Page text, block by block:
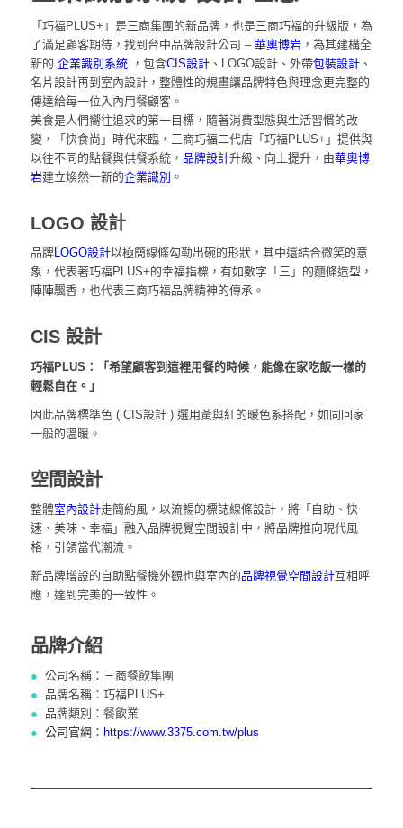
「巧福PLUS+」是三商集團的新品牌，也是三商巧福的升級版，為
了滿足顧客期待，找到 台中品牌設計公司 – 華奧博岩，為其建構全
新的 企業識別系統，包含CIS設計、LOGO設計、外帶包裝設計、
名片設計再到室內設計，整體性的規畫讓品牌特色與理念更完整的
傳達給每一位入內用餐顧客。
美食是人們嚮往追求的第一目標，隨著消費型態與生活習慣的改
變，「快食尚」時代來臨，三商巧福二代店「巧福PLUS+」提供與
以往不同的點餐與供餐系統， 品牌設計升級、向上提升，由華奧博
岩建立煥然一新的企業識別 。
LOGO 設計
品牌LOGO設計以極簡線條勾勒出碗的形狀，其中還結合微笑的意
象，代表著巧福PLUS+的幸福指標，有如數字「三」的麵條造型，
陣陣飄香，也代表三商巧福品牌精神的傳承。
CIS 設計
巧福PLUS：「希望顧客到這裡用餐的時候，能像在家吃飯一樣的
輕鬆自在。」
因此品牌標準色 ( CIS設計 ) 選用黃與紅的暖色系搭配，如同回家
一般的溫暖。
空間設計
整體室內設計走簡約風，以流暢的標誌線條設計，將「自助、快
速、美味、幸福」融入品牌視覺空間設計中，將品牌推向現代風
格，引領當代潮流。
新品牌增設的自助點餐機外觀也與室內的品牌視覺空間設計互相呼
應，達到完美的一致性。
品牌介紹
● 公司名稱：三商餐飲集團
● 品牌名稱：巧福PLUS+
● 品牌類別：餐飲業
● 公司官網： https://www.3375.com.tw/plus